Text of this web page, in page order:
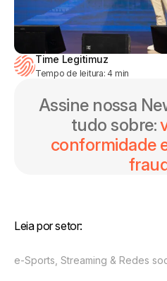
Leia por setor:
e-Sports, Streaming & Redes
Time Legitimuz
Tempo de leitura: 4 min
Assine nossa
tudo sobre:
conformidade